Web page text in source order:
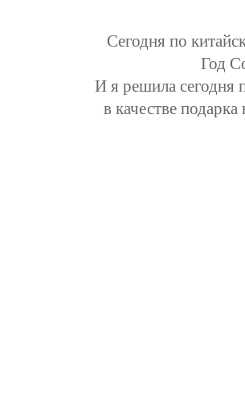
Сегодня по
Год
И я решила сегодня
в качестве